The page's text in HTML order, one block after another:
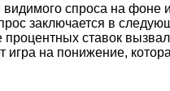
спроса на
заключается в
ставок
игра на понижение,